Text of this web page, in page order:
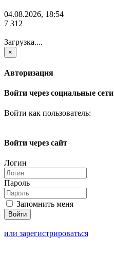
04.08.2026, 18:54
7 312
Загрузка....
×
Авторизация
Войти через социальные сети
Войти как пользователь:
Войти через сайт
Логин
Пароль
Запомнить меня
или зарегистрироваться